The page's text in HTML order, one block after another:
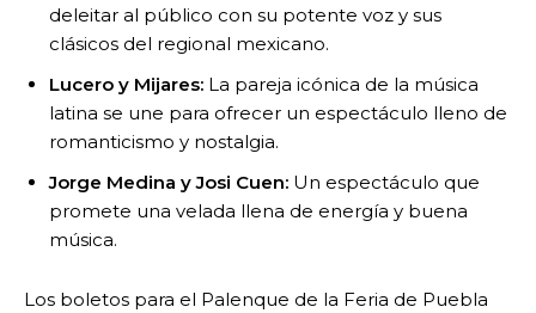
deleitar al público con su potente voz y sus
clásicos del regional mexicano.
Lucero y Mijares: La pareja icónica de la música
latina se une para ofrecer un espectáculo lleno de
romanticismo y nostalgia.
Jorge Medina y Josi Cuen: Un espectáculo que
promete una velada llena de energía y buena
música.
Los boletos para el Palenque de la Feria de Puebla